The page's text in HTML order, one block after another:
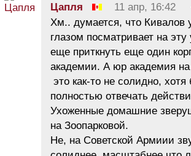
Цапля 11 апр, 16:42
Хм.. думается, что Кивалов
глазом посматривает на
еще приткнуть еще один
академии. А юр академия на
это как-то не солидно, хотя
полностью отвечать
Ухоженные домашние
на Зоопарковой.
Не, на Советской Армиии